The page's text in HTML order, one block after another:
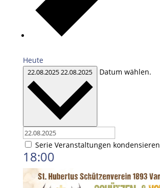
Heute
22.08.202522.08.2025 Datum wählen.
Serie Veranstaltungen kondensieren
18:00